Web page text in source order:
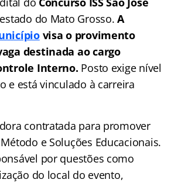
do Mato Grosso.A
visa o provimento
destinada ao cargo
Interno. Posto exige nível
e está vinculado à carreira
contratada para promover
e Soluções Educacionais.
por questões como
do local do evento,